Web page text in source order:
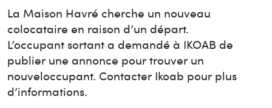
La Maison Havré cherche un nouveau
colocataire en raison d’un départ.
L’occupant sortant a demandé à IKOAB de
publier une annonce pour trouver un
nouveloccupant. Contacter Ikoab pour plus
d’informations.